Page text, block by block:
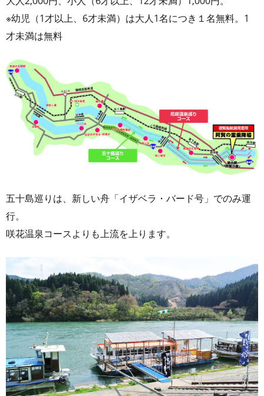
※幼児（1才以上、6才未満）は大人1名につき１名無料。1
才未満は無料
五十島巡りは、新しい舟「イザベラ・バード号」でのみ運
行。
咲花温泉コースよりも上流を上ります。